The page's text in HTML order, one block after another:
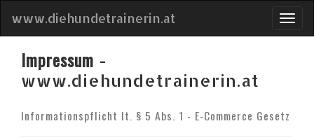
www.diehundetrainerin.at
Impressum -
www.diehundetrainerin.at
Informationspflicht lt. § 5 Abs. 1 - E-Commerce Gesetz